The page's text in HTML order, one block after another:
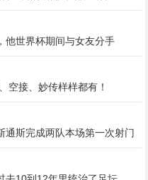
他世界杯期间与女友分手
空接、妙传样样都有！
通斯完成两队本场第一次射门